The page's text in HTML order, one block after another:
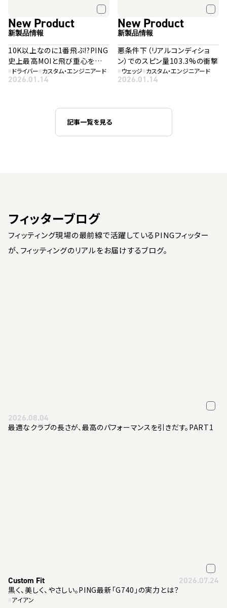
New Product
新製品情報
10K以上なのに1番飛ぶ!?PING
史上最高MOIと飛び重心を融
合した「G440 K」
#ドライバー#カスタム・エンジニアード
2026.01.14
New Product
新製品情報
悪条件下（リアルコンディショ
ン）でのスピン量103.3%の衝撃
#ウェッジ#カスタム・エンジニアード
2026.01.14
記事一覧を見る
フィッターブログ
フィッティング現場の最前線で活躍しているPINGフィッター
が、フィッティングのリアルをお届けするブログ。
2026.08.04
最適なクラブの長さが、最高のパフォーマンスを引きだす。PART1
Custom Fit 2026.07.24
黒く、美しく、やさしい。PING最新「G740」の実力とは？
#アイアン